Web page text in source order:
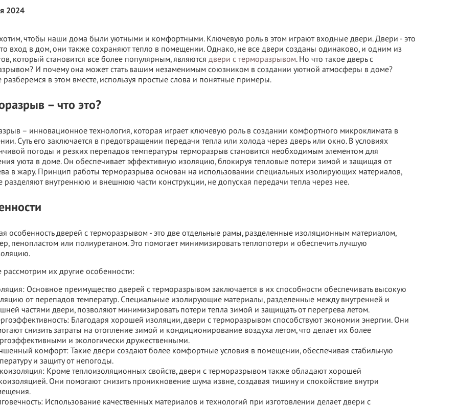
2024
чтобы наши дома были уютными и комфортными. Ключевую роль в этом играют входные двери. Двери - это
вход в дом, они также сохраняют тепло в помещении. Однако, не все двери созданы одинаково, и одним из
который становится все более популярным, являютсядвери с терморазрывом. Но что такое дверь с
И почему она может стать вашим незаменимым союзником в создании уютной атмосферы в доме?
разберемся в этом вместе, используя простые слова и понятные примеры.
– что это?
– инновационное технология, которая играет ключевую роль в создании комфортного микроклимата в
Суть его заключается в предотвращении передачи тепла или холода через дверь или окно. В условиях
погоды и резких перепадов температуры терморазрыв становится необходимым элементом для
уюта в доме. Он обеспечивает эффективную изоляцию, блокируя тепловые потери зимой и защищая от
в жару. Принцип работы терморазрыва основан на использовании специальных изолирующих материалов,
разделяют внутреннюю и внешнюю части конструкции, не допуская передачи тепла через нее.
особенность дверей с терморазрывом - это две отдельные рамы, разделенные изоляционным материалом,
пенопластом или полиуретаном. Это помогает минимизировать теплопотери и обеспечить лучшую
рассмотрим их другие особенности:
Основное преимущество дверей с терморазрывом заключается в их способности обеспечивать высокую
от перепадов температур. Специальные изолирующие материалы, разделенные между внутренней и
частями двери, позволяют минимизировать потери тепла зимой и защищать от перегрева летом.
Благодаря хорошей изоляции, двери с терморазрывом способствуют экономии энергии. Они
снизить затраты на отопление зимой и кондиционирование воздуха летом, что делает их более
и экологически дружественными.
комфорт: Такие двери создают более комфортные условия в помещении, обеспечивая стабильную
и защиту от непогоды.
Кроме теплоизоляционных свойств, двери с терморазрывом также обладают хорошей
Они помогают снизить проникновение шума извне, создавая тишину и спокойствие внутри
Использование качественных материалов и технологий при изготовлении делает двери с